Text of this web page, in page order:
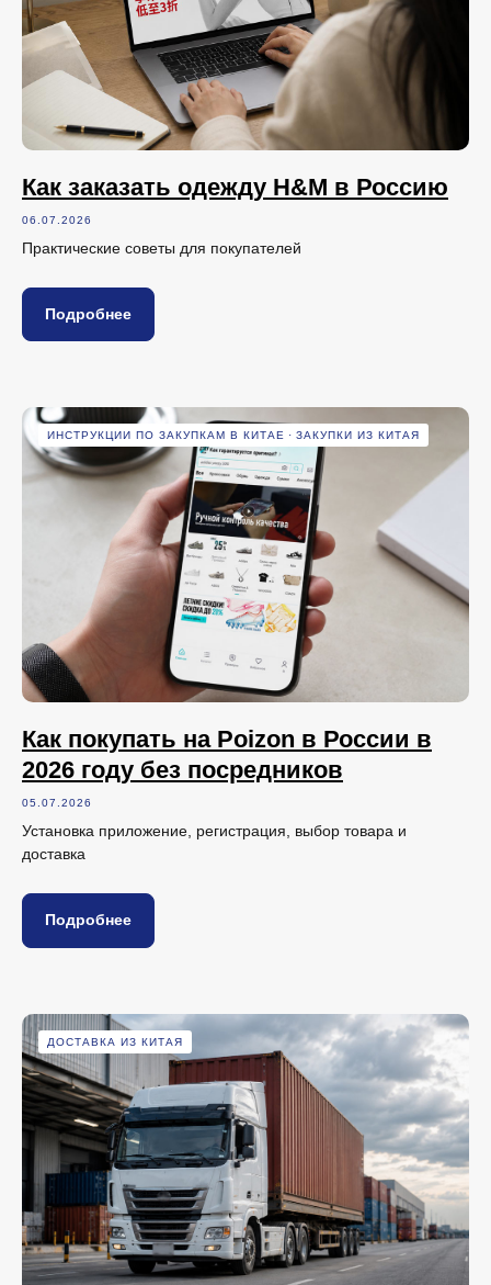
Как заказать одежду H&M в Россию
06.07.2026
Практические советы для покупателей
Подробнее
ИНСТРУКЦИИ ПО ЗАКУПКАМ В КИТАЕ ЗАКУПКИ ИЗ КИТАЯ
Как покупать на Poizon в России в
2026 году без посредников
05.07.2026
Установка приложение, регистрация, выбор товара и
доставка
Подробнее
ДОСТАВКА ИЗ КИТАЯ